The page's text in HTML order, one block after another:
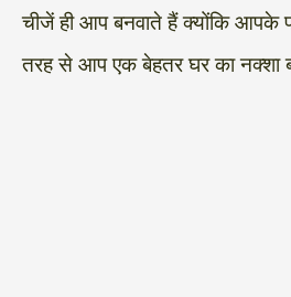
चीजें ही आप बनवाते हैं क्योंकि आपके
तरह से आप एक बेहतर घर का नक्शा